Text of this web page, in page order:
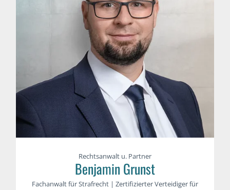
Rechtsanwalt u. Partner
Benjamin Grunst
Fachanwalt für Strafrecht | Zertifizierter Verteidiger für